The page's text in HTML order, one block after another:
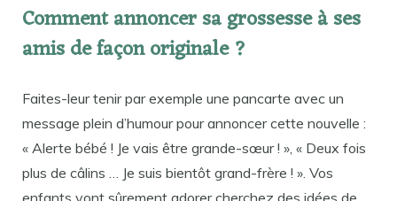
Comment annoncer sa grossesse à ses
amis de façon originale ?
Faites-leur tenir par exemple une pancarte avec un
message plein d’humour pour annoncer cette nouvelle :
« Alerte bébé ! Je vais être grande-sœur ! », « Deux fois
plus de câlins … Je suis bientôt grand-frère ! ». Vos
enfants vont sûrement adorer cherchez des idées de